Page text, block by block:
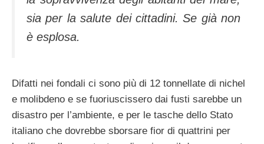
sia per la salute dei cittadini. Se già non
è esplosa.
Difatti nei fondali ci sono più di 12 tonnellate di nichel
e molibdeno e se fuoriuscissero dai fusti sarebbe un
disastro per l’ambiente, e per le tasche dello Stato
italiano che dovrebbe sborsare fior di quattrini per